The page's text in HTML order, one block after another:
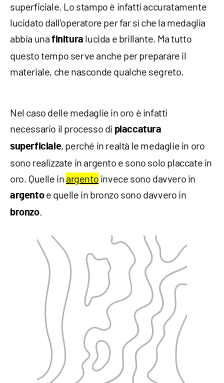
superficiale. Lo stampo è infatti accuratamente
lucidato dall'operatore per far sì che la medaglia
abbia una finitura lucida e brillante. Ma tutto
questo tempo serve anche per preparare il
materiale, che nasconde qualche segreto.
Nel caso delle medaglie in oro è infatti
necessario il processo di placcatura
superficiale, perché in realtà le medaglie in oro
sono realizzate in argento e sono solo placcate in
oro. Quelle in argento invece sono davvero in
argentoe quelle in bronzo sono davvero in
bronzo.